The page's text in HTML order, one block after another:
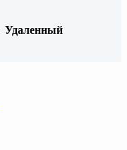
Удаленный